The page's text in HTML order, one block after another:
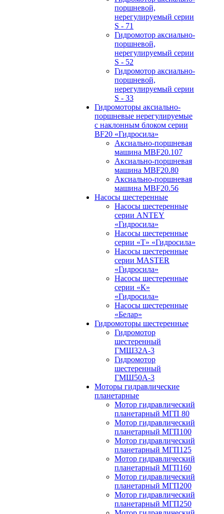
поршневой,
нерегулируемый cерии
S - 71
Гидромотор аксиально-
поршневой,
нерегулируемый cерии
S - 52
Гидромотор аксиально-
поршневой,
нерегулируемый cерии
S - 33
Гидромоторы аксиально-
поршневые нерегулируемые
с наклонным блоком серии
BF20 «Гидросила»
Аксиально-поршневая
машина MBF20.107
Аксиально-поршневая
машина MBF20.80
Аксиально-поршневая
машина MBF20.56
Насосы шестеренные
Насосы шестеренные
серии ANTEY
«Гидросила»
Насосы шестеренные
серии «Т» «Гидросила»
Насосы шестеренные
серии MASTER
«Гидросила»
Насосы шестеренные
серии «К»
«Гидросила»
Насосы шестеренные
«Белар»
Гидромоторы шестеренные
Гидромотор
шестеренный
ГМШ32A-3
Гидромотор
шестеренный
ГМШ50А-3
Моторы гидравлические
планетарные
Мотор гидравлический
планетарный МГП 80
Мотор гидравлический
планетарный МГП100
Мотор гидравлический
планетарный МГП125
Мотор гидравлический
планетарный МГП160
Мотор гидравлический
планетарный МГП200
Мотор гидравлический
планетарный МГП250